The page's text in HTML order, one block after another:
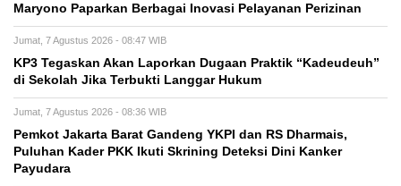
Maryono Paparkan Berbagai Inovasi Pelayanan Perizinan
Jumat, 7 Agustus 2026 - 08:47 WIB
KP3 Tegaskan Akan Laporkan Dugaan Praktik “Kadeudeuh”
di Sekolah Jika Terbukti Langgar Hukum
Jumat, 7 Agustus 2026 - 08:36 WIB
Pemkot Jakarta Barat Gandeng YKPI dan RS Dharmais,
Puluhan Kader PKK Ikuti Skrining Deteksi Dini Kanker
Payudara